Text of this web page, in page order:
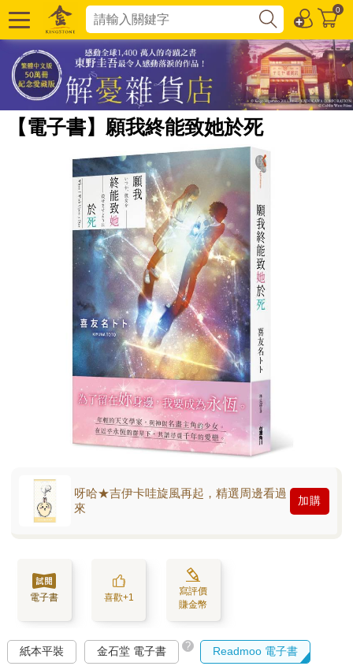
0
【電子書】願我終能致她於死
呀哈★吉伊卡哇旋風再起，精選周邊看過
來
加購
電子書 喜歡+1
寫評價
賺金幣
紙本平裝 金石堂 電子書 ? Readmoo 電子書